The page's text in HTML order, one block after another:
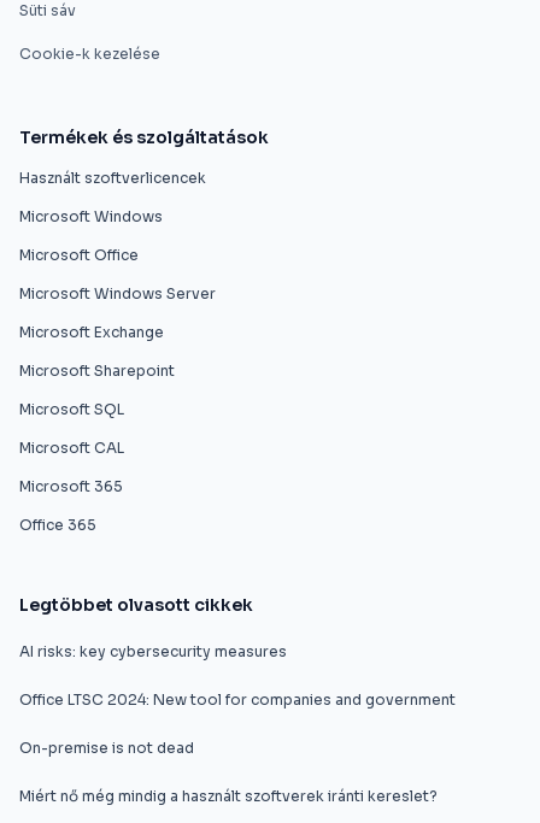
Süti sáv
Cookie-k kezelése
Termékek és szolgáltatások
Használt szoftverlicencek
Microsoft Windows
Microsoft Office
Microsoft Windows Server
Microsoft Exchange
Microsoft Sharepoint
Microsoft SQL
Microsoft CAL
Microsoft 365
Office 365
Legtöbbet olvasott cikkek
AI risks: key cybersecurity measures
Office LTSC 2024: New tool for companies and government
On-premise is not dead
Miért nő még mindig a használt szoftverek iránti kereslet?